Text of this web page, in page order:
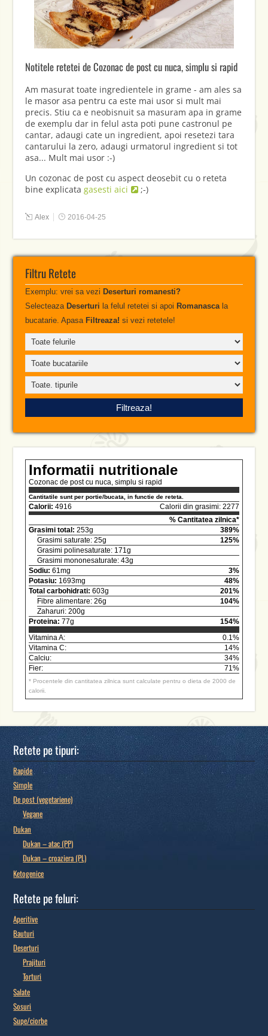
Notitele retetei de Cozonac de post cu nuca, simplu si rapid
Am masurat toate ingredientele in grame - am ales sa
le masor asa pentru ca este mai usor si mult mai
precis. Stiu ca e neobisnuit sa masuram apa in grame
de exemplu dar in felul asta poti pune castronul pe
cantar, adaugi cate un ingredient, apoi resetezi tara
cantarului la zero, adaugi urmatorul ingredient si tot
asa... Mult mai usor :-)
Un cozonac de post cu aspect deosebit cu o reteta
bine explicatagasesti aici ;-)
Alex 2016-04-25
Filtru Retete
Exemplu: vrei sa vezi Deserturi romanesti?
Selecteaza Deserturi la felul retetei si apoi Romanascala
bucatarie. Apasa Filtreaza! si vezi retetele!
Informatii nutritionale
Cozonac de post cu nuca, simplu si rapid
Cantitatile sunt per portie/bucata, in functie de reteta.
Calorii: 4916
Calorii din grasimi: 2277
% Cantitatea zilnica*
Grasimi total: 253g
389%
Grasimi saturate: 25g
125%
Grasimi polinesaturate: 171g
Grasimi mononesaturate: 43g
Sodiu: 61mg
3%
Potasiu: 1693mg
48%
Total carbohidrati: 603g
201%
Fibre alimentare: 26g
104%
Zaharuri: 200g
Proteina: 77g
154%
Vitamina A:
0.1%
Vitamina C:
14%
Calciu:
34%
Fier:
71%
* Procentele din cantitatea zilnica sunt calculate pentru o dieta de 2000 de
calorii.
Retete pe tipuri:
Rapide
Simple
De post (vegetariene)
Vegane
Dukan
Dukan – atac (PP)
Dukan – croaziera (PL)
Ketogenice
Retete pe feluri:
Aperitive
Bauturi
Deserturi
Prajituri
Torturi
Salate
Sosuri
Supe/ciorbe